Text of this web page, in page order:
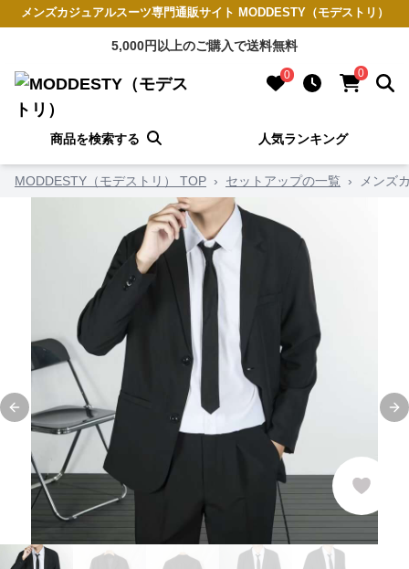
メンズカジュアルスーツ専門通販サイト MODDESTY（モデストリ）
5,000円以上のご購入で送料無料
0 0
商品を検索する 人気ランキング
MODDESTY（モデストリ） TOP › セットアップの一覧 › メンズ
Previous slide